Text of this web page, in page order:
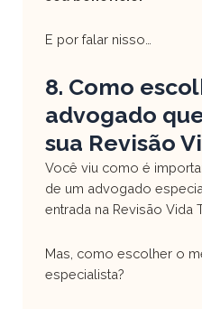
E por falar nisso…
8. Como
advogado
sua Revisão
Você viu como é
de um advogado
entrada na Revisão Vida
Mas, como escolher o
especialista?